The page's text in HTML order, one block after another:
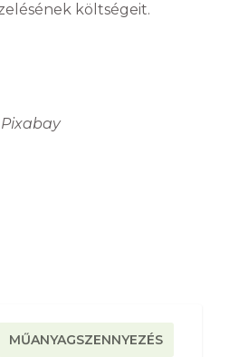
költségeit.
MŰANYAGSZENNYEZÉS